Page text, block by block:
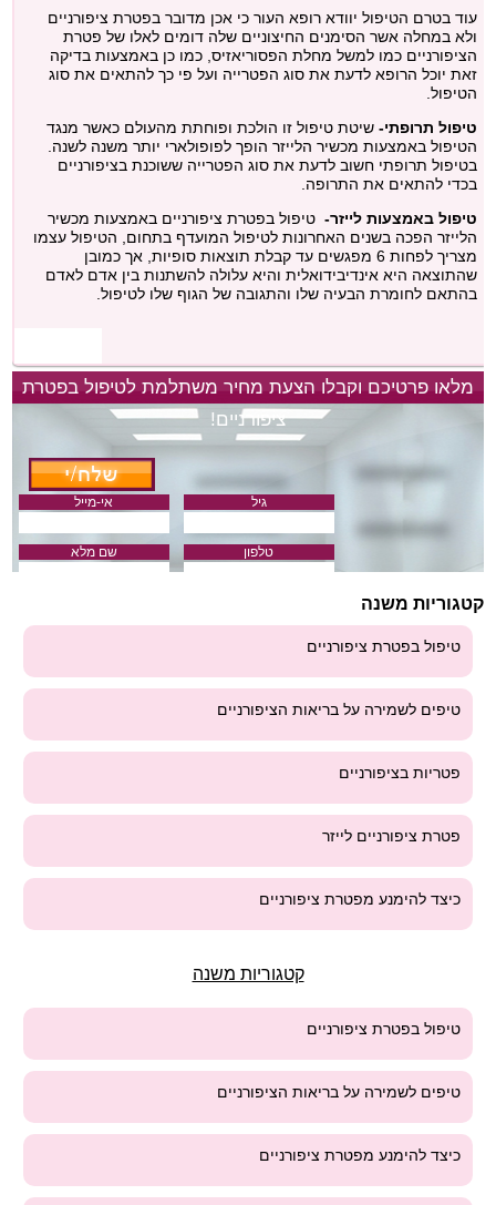
עוד בטרם הטיפול יוודא רופא העור כי אכן מדובר בפטרת ציפורניים
ולא במחלה אשר הסימנים החיצוניים שלה דומים לאלו של פטרת
הציפורניים כמו למשל מחלת הפסוריאזיס, כמו כן באמצעות בדיקה
זאת יוכל הרופא לדעת את סוג הפטרייה ועל פי כך להתאים את סוג
הטיפול.
טיפול תרופתי-שיטת טיפול זו הולכת ופוחתת מהעולם כאשר מנגד
הטיפול באמצעות מכשיר הלייזר הופך לפופולארי יותר משנה לשנה.
בטיפול תרופתי חשוב לדעת את סוג הפטרייה ששוכנת בציפורניים
בכדי להתאים את התרופה.
טיפול באמצעות לייזר-טיפול בפטרת ציפורניים באמצעות מכשיר
הלייזר הפכה בשנים האחרונות לטיפול המועדף בתחום, הטיפול עצמו
מצריך לפחות 6 מפגשים עד קבלת תוצאות סופיות, אך כמובן
שהתוצאה היא אינדיבידואלית והיא עלולה להשתנות בין אדם לאדם
בהתאם לחומרת הבעיה שלו והתגובה של הגוף שלו לטיפול.
מלאו פרטיכם וקבלו הצעת מחיר משתלמת לטיפול בפטרת
ציפורניים!
אי-מייל גיל
שם מלא טלפון
קטגוריות משנה
טיפול בפטרת ציפורניים
טיפים לשמירה על בריאות הציפורניים
פטריות בציפורניים
פטרת ציפורניים לייזר
כיצד להימנע מפטרת ציפורניים
קטגוריות משנה
טיפול בפטרת ציפורניים
טיפים לשמירה על בריאות הציפורניים
כיצד להימנע מפטרת ציפורניים